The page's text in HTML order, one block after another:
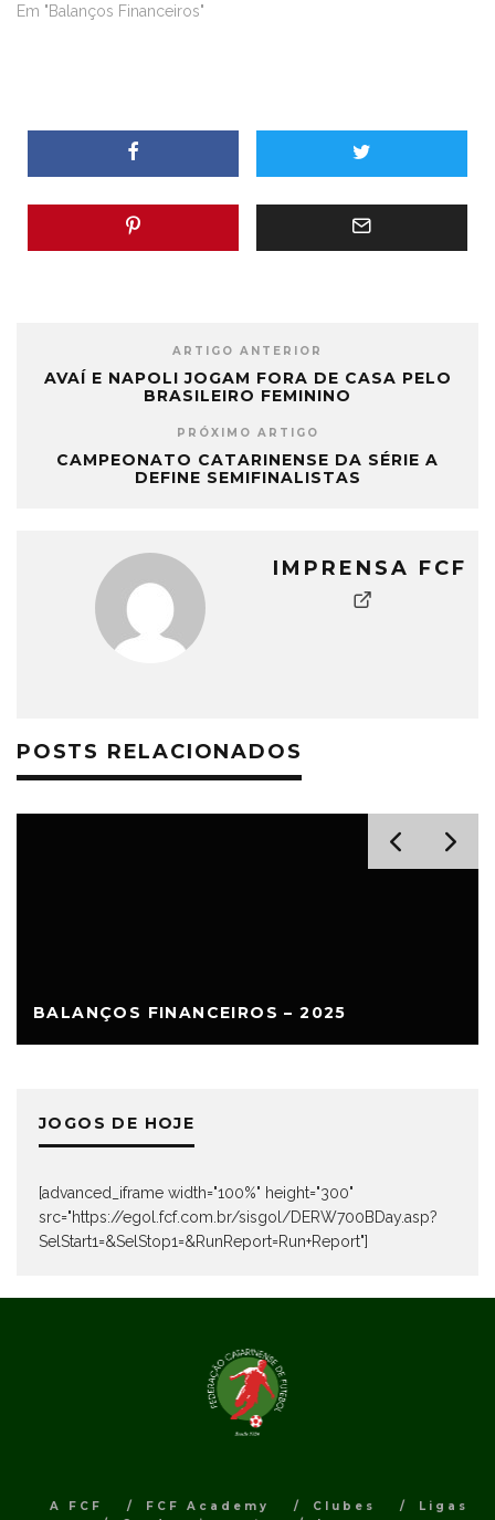
Em "Balanços Financeiros"
ARTIGO ANTERIOR
AVAÍ E NAPOLI JOGAM FORA DE CASA PELO
BRASILEIRO FEMININO
PRÓXIMO ARTIGO
CAMPEONATO CATARINENSE DA SÉRIE A
DEFINE SEMIFINALISTAS
IMPRENSA FCF
POSTS RELACIONADOS
BALANÇOS FINANCEIROS – 2025
JOGOS DE HOJE
[advanced_iframe width="100%" height="300"
src="https://egol.fcf.com.br/sisgol/DERW700BDay.asp?
SelStart1=&SelStop1=&RunReport=Run+Report"]
A FCF FCF Academy Clubes
Ligas